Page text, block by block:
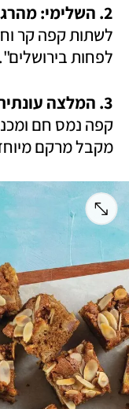
2. השלימי: מהרגע שהקיץ מתחיל אני...
לפחות בירושלים".
3. המלצה עונתית?
מקבל מרקם